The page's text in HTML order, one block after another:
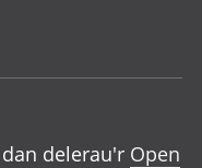
delerau'r Open